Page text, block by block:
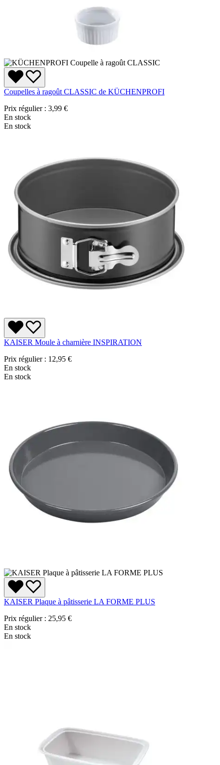
Coupelles à ragoût CLASSIC de KÜCHENPROFI
Prix régulier : 3,99 €
En stock
En stock
KAISER Moule à charnière INSPIRATION
Prix régulier : 12,95 €
En stock
En stock
KAISER Plaque à pâtisserie LA FORME PLUS
Prix régulier : 25,95 €
En stock
En stock